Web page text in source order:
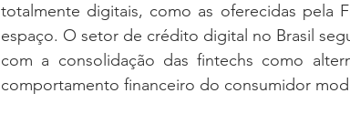
totalmente digitais, como as oferecidas pela
espaço. O setor de crédito digital no Brasil
com a consolidação das fintechs como
comportamento financeiro do consumidor